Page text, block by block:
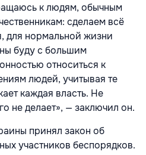
к людям, обычным
сделаем всё
для нормальной жизни
буду с большим
относиться к
людей, учитывая те
каждая власть. Не
не делает», — заключил он.
принял закон об
участников беспорядков.